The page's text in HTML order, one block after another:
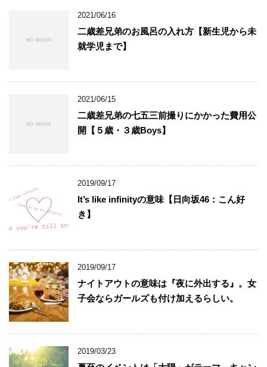
2021/06/16
二歳差兄弟のお風呂の入れ方【新生児から未
就学児まで】
2021/06/15
二歳差兄弟の七五三前撮りにかかった費用公
開【５歳・３歳Boys】
2019/09/17
It’s like infinityの意味【日向坂46：こん好
き】
2019/09/17
ナイトアウトの意味は『夜に外出する』。女
子会ならガールズも付け加えるらしい。
2019/03/23